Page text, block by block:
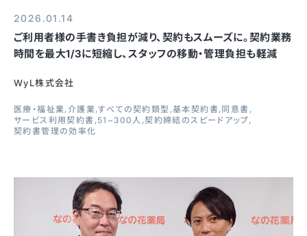
2026.01.14
ご利用者様の手書き負担が減り、契約もスムーズに。契約業務
時間を最大1/3に短縮し、スタッフの移動・管理負担も軽減
WyL株式会社
医療・福祉業 介護業 すべての契約類型 基本契約書 同意書
サービス利用契約書 51~300人 契約締結のスピードアップ
契約書管理の効率化